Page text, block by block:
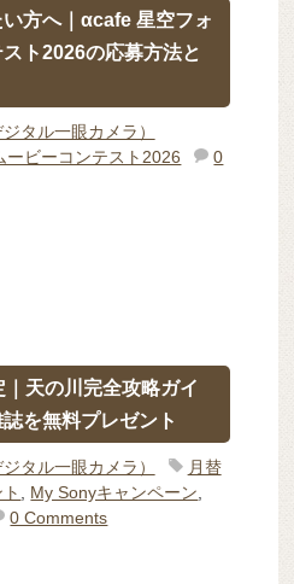
方へ｜αcafe 星空フォ
スト2026の応募方法と
タル一眼カメラ）
ービーコンテスト2026
0
天の川完全攻略ガイ
を無料プレゼント
タル一眼カメラ）
月替
My Sonyキャンペーン
0 Comments